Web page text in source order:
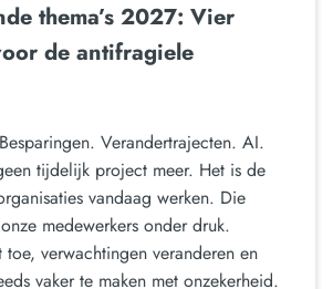
thema’s 2027: Vier
de antifragiele
Verandertrajecten. AI.
tijdelijk project meer. Het is de
vandaag werken. Die
medewerkers onder druk.
toe, verwachtingen veranderen en
vaker te maken met onzekerheid.